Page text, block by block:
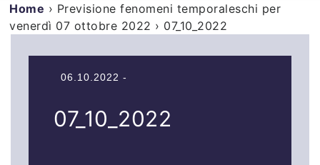
Home › Previsione fenomeni temporaleschi per
venerdì 07 ottobre 2022 › 07_10_2022
06.10.2022 -
07_10_2022